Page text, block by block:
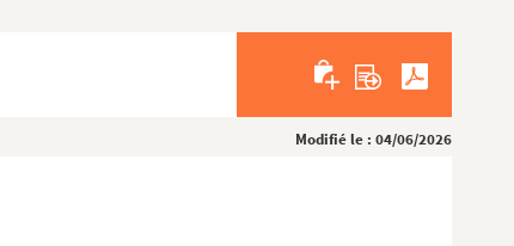
Modifié le : 04/06/2026